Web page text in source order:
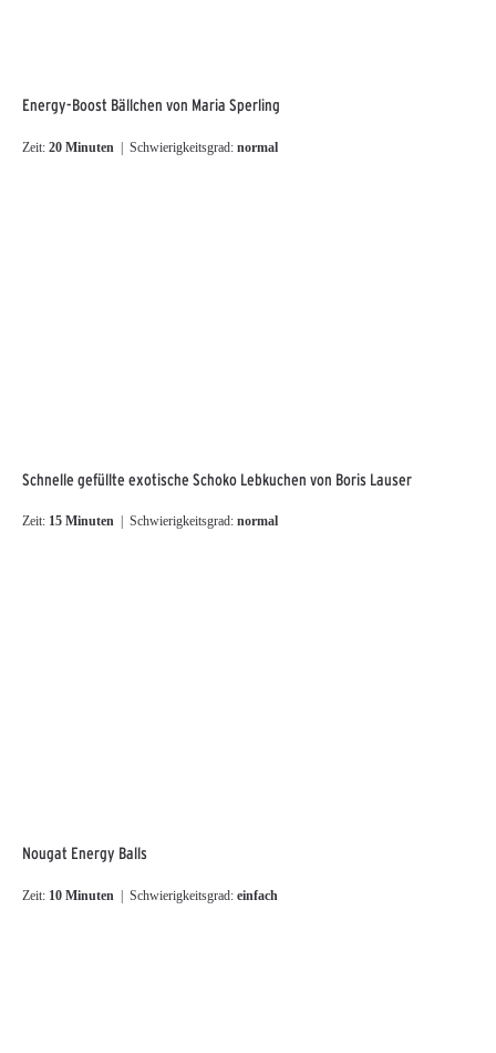
Energy-Boost Bällchen von Maria Sperling
Zeit: 20 Minuten | Schwierigkeitsgrad: normal
Schnelle gefüllte exotische Schoko Lebkuchen von Boris Lauser
Zeit: 15 Minuten | Schwierigkeitsgrad: normal
Nougat Energy Balls
Zeit: 10 Minuten | Schwierigkeitsgrad: einfach